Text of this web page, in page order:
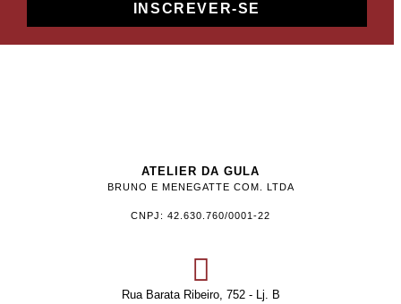
INSCREVER-SE
ATELIER DA GULA
BRUNO E MENEGATTE COM. LTDA
CNPJ: 42.630.760/0001-22
Rua Barata Ribeiro, 752 - Lj. B